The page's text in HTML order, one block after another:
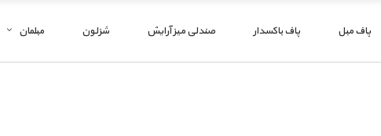
پاف مبل پاف باکسدار صندلی میز آرایش شزلون مبلمان